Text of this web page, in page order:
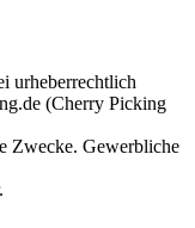
urheberrechtlich
(Cherry Picking
Zwecke. Gewerbliche